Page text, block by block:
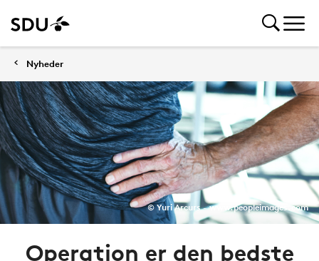
Nyheder
© Yuri Arcurs - www.peopleimages.com
Operation er den bedste